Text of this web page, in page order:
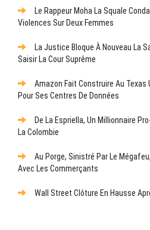
Le Rappeur Moha La Squale
Violences Sur Deux Femmes
La Justice Bloque À Nouveau La
Saisir La Cour Suprême
Amazon Fait Construire Au Texas
Pour Ses Centres De Données
De La Espriella, Un Millionnaire
La Colombie
Au Porge, Sinistré Par Le
Avec Les Commerçants
Wall Street Clôture En Hausse